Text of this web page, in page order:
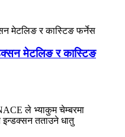
मेटलिङ र कास्टिङ
ले भ्याकुम चेम्बरमा
इन्डक्सन तताउने धातु